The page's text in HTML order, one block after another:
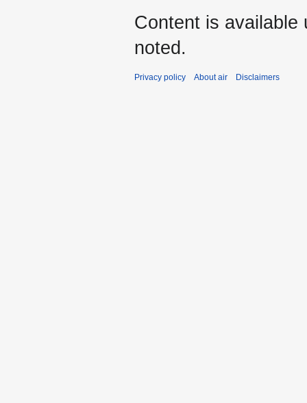
Content is available
noted.
Privacy policy About air Disclaimers